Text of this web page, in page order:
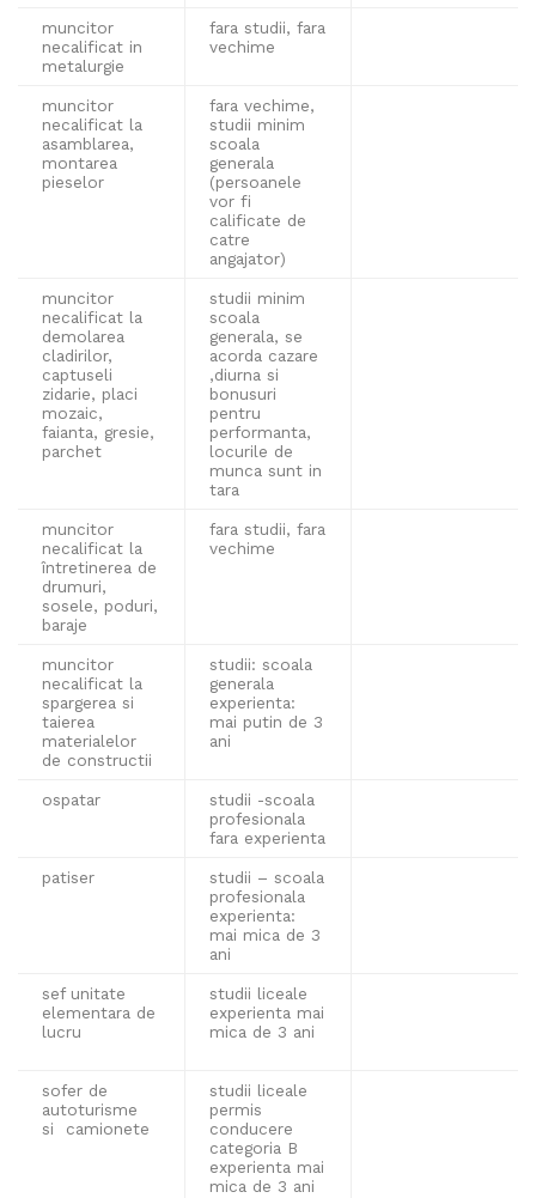
muncitor
necalificat in
metalurgie
fara studii, fara
vechime
muncitor
necalificat la
asamblarea,
montarea
pieselor
fara vechime,
studii minim
scoala
generala
(persoanele
vor fi
calificate de
catre
angajator)
muncitor
necalificat la
demolarea
cladirilor,
captuseli
zidarie, placi
mozaic,
faianta, gresie,
parchet
studii minim
scoala
generala, se
acorda cazare
,diurna si
bonusuri
pentru
performanta,
locurile de
munca sunt in
tara
muncitor
necalificat la
întretinerea de
drumuri,
sosele, poduri,
baraje
fara studii, fara
vechime
muncitor
necalificat la
spargerea si
taierea
materialelor
de constructii
studii: scoala
generala
experienta:
mai putin de 3
ani
ospatar
studii -scoala
profesionala
fara experienta
patiser
studii – scoala
profesionala
experienta:
mai mica de 3
ani
sef unitate
elementara de
lucru
studii liceale
experienta mai
mica de 3 ani
sofer de
autoturisme
si camionete
studii liceale
permis
conducere
categoria B
experienta mai
mica de 3 ani